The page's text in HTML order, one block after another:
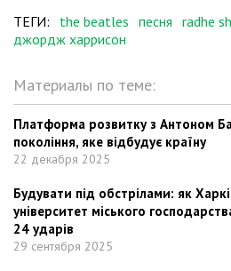
ТЕГИ: the beatles песня radhe
джордж харрисон
Материалы по теме:
Платформа розвитку з Антоном
покоління, яке відбудує країну
22 декабря 2025
Будувати під обстрілами: як
університет міського
24 ударів
29 сентября 2025